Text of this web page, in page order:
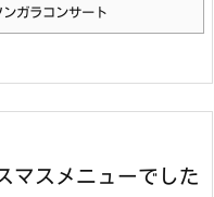
ガラコンサート
マスメニューでした